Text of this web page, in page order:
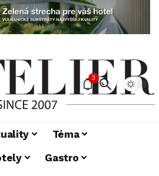
3
Téma
Gastro